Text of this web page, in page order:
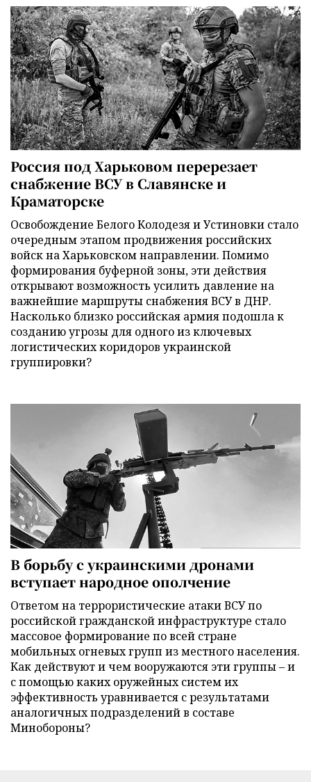
Россия под Харьковом перерезает
снабжение ВСУ в Славянске и
Краматорске
Освобождение Белого Колодезя и Устиновки стало
очередным этапом продвижения российских
войск на Харьковском направлении. Помимо
формирования буферной зоны, эти действия
открывают возможность усилить давление на
важнейшие маршруты снабжения ВСУ в ДНР.
Насколько близко российская армия подошла к
созданию угрозы для одного из ключевых
логистических коридоров украинской
группировки?
В борьбу с украинскими дронами
вступает народное ополчение
Ответом на террористические атаки ВСУ по
российской гражданской инфраструктуре стало
массовое формирование по всей стране
мобильных огневых групп из местного населения.
Как действуют и чем вооружаются эти группы – и
с помощью каких оружейных систем их
эффективность уравнивается с результатами
аналогичных подразделений в составе
Минобороны?